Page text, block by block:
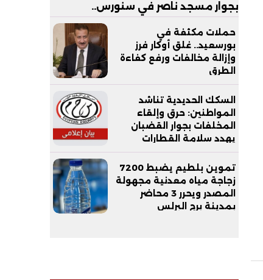
بجوار مسجد ناصر في سنورس..
والتحقيقات تكشف ملابسات الواقعة
حملات مكثفة في
بورسعيد.. غلق أوكار فرز
وإزالة مخالفات ورفع كفاءة
الطرق
السكك الحديدية تناشد
المواطنين: حرق وإلقاء
المخلفات بجوار القضبان
يهدد سلامة القطارات
والركاب
تموين بلطيم يضبط 7200
زجاجة مياه معدنية مجهولة
المصدر ويحرر 3 محاضر
بمدينة برج البرلس